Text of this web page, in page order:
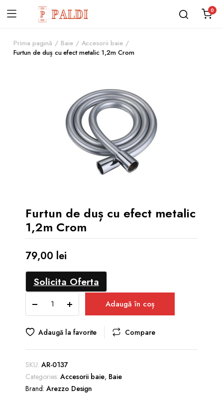
0
Prima pagină Baie
Accesorii baie
Furtun de duș cu efect metalic 1,2m Crom
Furtun de duș cu efect metalic
1,2m Crom
79,00 lei
Solicita Oferta
duș
cu
metalic
1,2m
Crom
quantity
Adaugă în coș
Adaugă la favorite Compare
SKU: AR-0137
Categories: Accesorii baie, Baie
Brand: Arezzo Design